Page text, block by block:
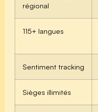
régional
115+ langues
Sentiment tracking
Sièges illimités